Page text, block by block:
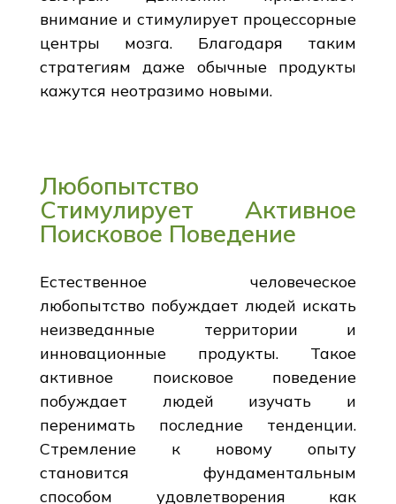
внимание и стимулирует процессорные
центры мозга. Благодаря таким
стратегиям даже обычные продукты
кажутся неотразимо новыми.
Любопытство
Стимулирует Активное
Поисковое Поведение
Естественное человеческое
любопытство побуждает людей искать
неизведанные территории и
инновационные продукты. Такое
активное поисковое поведение
побуждает людей изучать и
перенимать последние тенденции.
Стремление к новому опыту
становится фундаментальным
способом удовлетворения как